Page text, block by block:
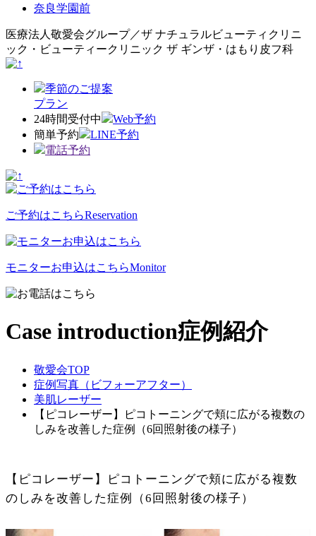
奈良学園前
医療法人敬愛会グループ／ザ ナチュラルビューティクリニ
ック・ビューティークリニック ザ ギンザ・はもり皮フ科
季節のご提案
プラン
24時間受付中
Web予約
簡単予約
LINE予約
電話予約
ご予約はこちらReservation
モニターお申込はこちらMonitor
Case introduction症例紹介
敬愛会TOP
症例写真（ビフォーアフター）
美肌レーザー
【ピコレーザー】ピコトーニングで頬に広がる複数の
しみを改善した症例（6回照射後の様子）
【ピコレーザー】ピコトーニングで頬に広がる複数
のしみを改善した症例（6回照射後の様子）